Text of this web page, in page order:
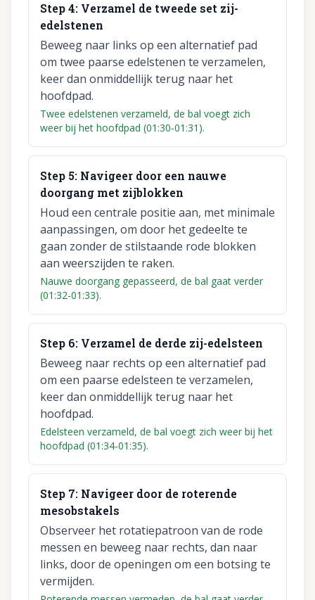
Step4: Verzamel de tweede set zij-
edelstenen
Beweeg naar links op een alternatief pad
om twee paarse edelstenen te verzamelen,
keer dan onmiddellijk terug naar het
hoofdpad.
Twee edelstenen verzameld, de bal voegt zich
weer bij het hoofdpad (01:30-01:31).
Step 5: Navigeer door een nauwe
doorgang met zijblokken
Houd een centrale positie aan, met minimale
aanpassingen, om door het gedeelte te
gaan zonder de stilstaande rode blokken
aan weerszijden te raken.
Nauwe doorgang gepasseerd, de bal gaat verder
(01:32-01:33).
Step 6: Verzamel de derde zij-edelsteen
Beweeg naar rechts op een alternatief pad
om een paarse edelsteen te verzamelen,
keer dan onmiddellijk terug naar het
hoofdpad.
Edelsteen verzameld, de bal voegt zich weer bij het
hoofdpad (01:34-01:35).
Step 7: Navigeer door de roterende
mesobstakels
Observeer het rotatiepatroon van de rode
messen en beweeg naar rechts, dan naar
links, door de openingen om een botsing te
vermijden.